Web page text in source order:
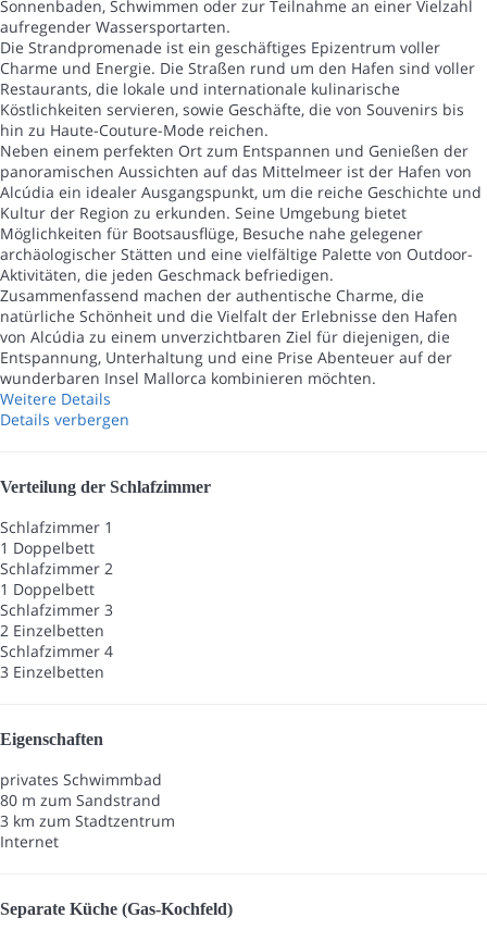
Sonnenbaden, Schwimmen oder zur Teilnahme an einer Vielzahl
aufregender Wassersportarten.
Die Strandpromenade ist ein geschäftiges Epizentrum voller
Charme und Energie. Die Straßen rund um den Hafen sind voller
Restaurants, die lokale und internationale kulinarische
Köstlichkeiten servieren, sowie Geschäfte, die von Souvenirs bis
hin zu Haute-Couture-Mode reichen.
Neben einem perfekten Ort zum Entspannen und Genießen der
panoramischen Aussichten auf das Mittelmeer ist der Hafen von
Alcúdia ein idealer Ausgangspunkt, um die reiche Geschichte und
Kultur der Region zu erkunden. Seine Umgebung bietet
Möglichkeiten für Bootsausflüge, Besuche nahe gelegener
archäologischer Stätten und eine vielfältige Palette von Outdoor-
Aktivitäten, die jeden Geschmack befriedigen.
Zusammenfassend machen der authentische Charme, die
natürliche Schönheit und die Vielfalt der Erlebnisse den Hafen
von Alcúdia zu einem unverzichtbaren Ziel für diejenigen, die
Entspannung, Unterhaltung und eine Prise Abenteuer auf der
wunderbaren Insel Mallorca kombinieren möchten.
Weitere Details
Details verbergen
Verteilung der Schlafzimmer
Schlafzimmer 1
1 Doppelbett
Schlafzimmer 2
1 Doppelbett
Schlafzimmer 3
2 Einzelbetten
Schlafzimmer 4
3 Einzelbetten
Eigenschaften
privates Schwimmbad
80 m zum Sandstrand
3 km zum Stadtzentrum
Internet
Separate Küche (Gas-Kochfeld)